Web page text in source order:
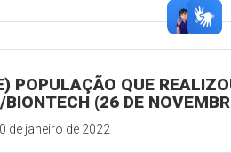
POPULAÇÃO QUE
BIONTECH (26 DE
de janeiro de 2022